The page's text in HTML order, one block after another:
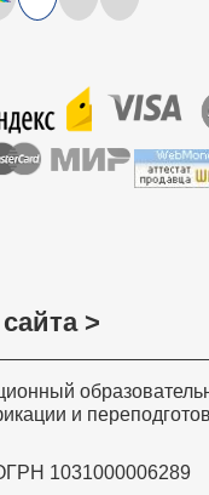
>
и
1031000006289